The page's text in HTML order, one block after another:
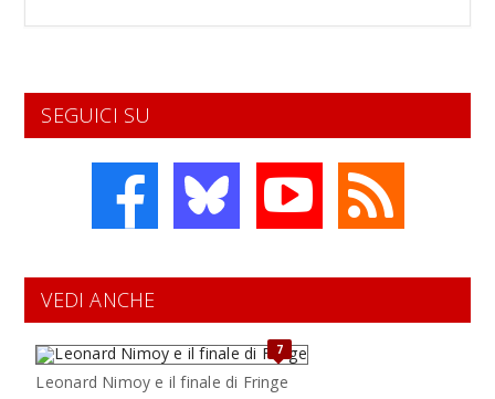
SEGUICI SU
VEDI ANCHE
7
Leonard Nimoy e il finale di Fringe